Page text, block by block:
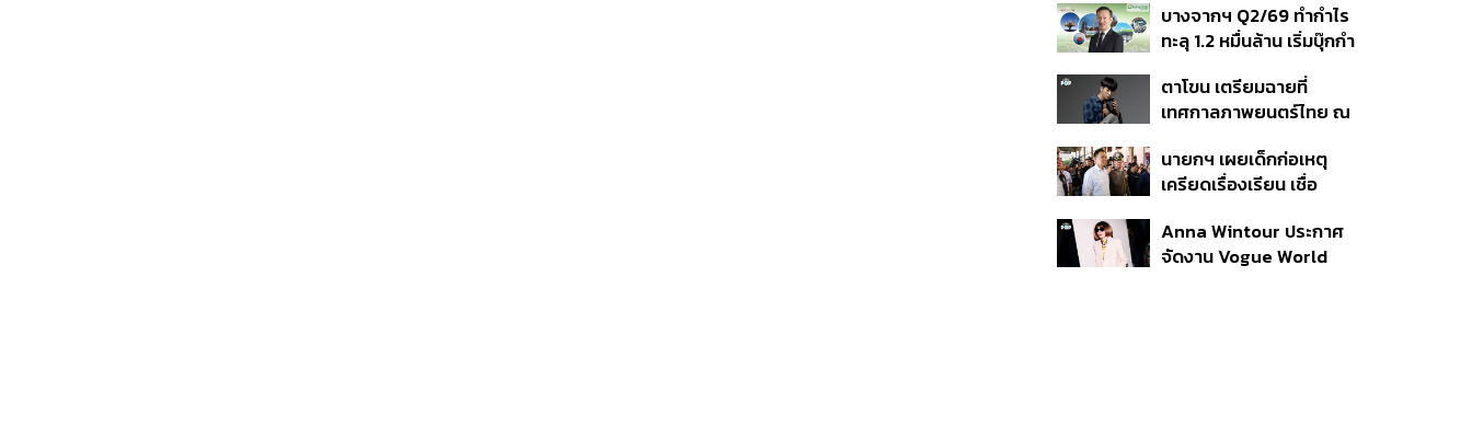
เนื่อง ประเมินปล่อยตัว
บางจากฯ Q2/69 ทำกำไร
ทะลุ 1.2 หมื่นล้าน เริ่มบุ๊กกำ
แรก หนุนรายได้ครึ่งปีทะลุ
3.2 แสนล้าน
ตาโขน เตรียมฉายที่
เทศกาลภาพยนตร์ไทย ณ
นายกฯ เผยเด็กก่อเหตุ
เครียดเรื่องเรียน เชื่อ
กระสุนอีกกว่า 30 นัด หาก
ไม่จบชีวิตตัวเองอาจสูญ
Anna Wintour ประกาศ
จัดงาน Vogue World